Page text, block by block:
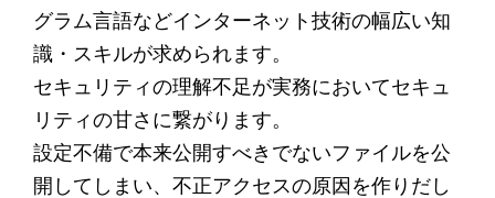
グラム言語などインターネット技術の幅広い知
識・スキルが求められます。
セキュリティの理解不足が実務においてセキュ
リティの甘さに繋がります。
設定不備で本来公開すべきでないファイルを公
開してしまい、不正アクセスの原因を作りだし